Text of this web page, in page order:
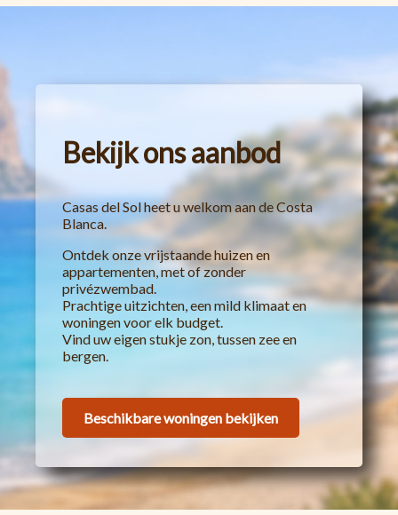
Bekijk ons aanbod
Casas del Sol heet u welkom aan de Costa
Blanca.
Ontdek onze vrijstaande huizen en
appartementen, met of zonder
privézwembad.
Prachtige uitzichten, een mild klimaat en
woningen voor elk budget.
Vind uw eigen stukje zon, tussen zee en
bergen.
Beschikbare woningen bekijken